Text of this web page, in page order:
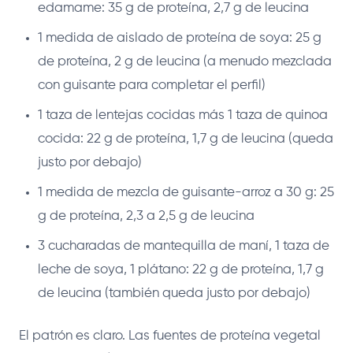
edamame: 35 g de proteína, 2,7 g de leucina
1 medida de aislado de proteína de soya: 25 g
de proteína, 2 g de leucina (a menudo mezclada
con guisante para completar el perfil)
1 taza de lentejas cocidas más 1 taza de quinoa
cocida: 22 g de proteína, 1,7 g de leucina (queda
justo por debajo)
1 medida de mezcla de guisante-arroz a 30 g: 25
g de proteína, 2,3 a 2,5 g de leucina
3 cucharadas de mantequilla de maní, 1 taza de
leche de soya, 1 plátano: 22 g de proteína, 1,7 g
de leucina (también queda justo por debajo)
El patrón es claro. Las fuentes de proteína vegetal